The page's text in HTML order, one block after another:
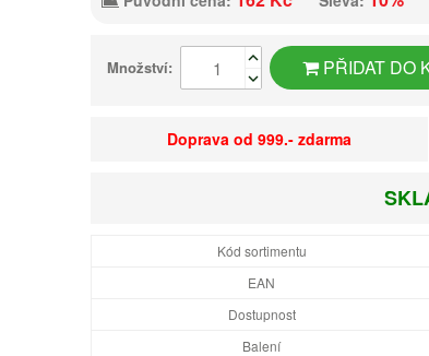
Množství: PŘIDAT DO
Doprava od 999.- zdarma
Kód sortimentu
EAN
Dostupnost
Balení